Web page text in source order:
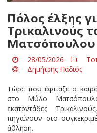
Πόλος έλξης
Τρικαλινούς
Ματσόπουλου
28/05/2026
Δημήτρης Παδιός
Τώρα που έφτιαξε ο
στο Μύλο
εκατοντάδες
πηγαίνουν στο
άθληση.